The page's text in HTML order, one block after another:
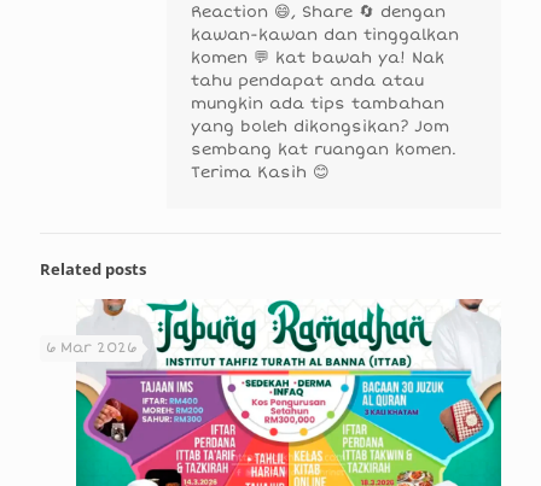
Reaction 😄, Share 🔄 dengan
kawan-kawan dan tinggalkan
komen 💬 kat bawah ya! Nak
tahu pendapat anda atau
mungkin ada tips tambahan
yang boleh dikongsikan? Jom
sembang kat ruangan komen.
Terima Kasih 😊
Related posts
6 Mar 2026